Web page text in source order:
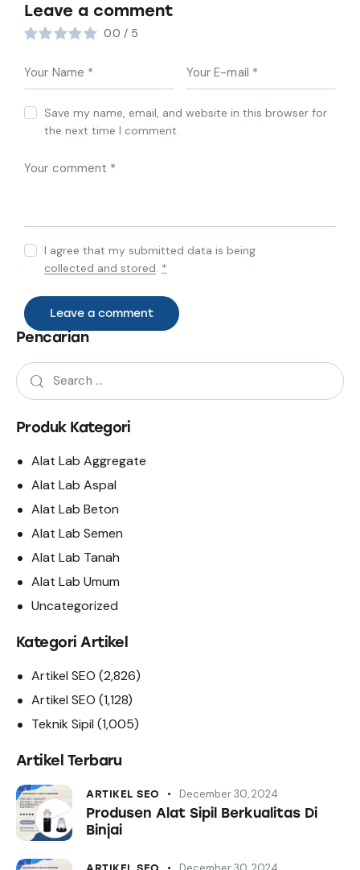
Leave a comment
0.0 / 5
Save my name, email, and website in this browser for
the next time I comment.
I agree that my submitted data is being
collected and stored *
Pencarian
Produk Kategori
Alat Lab Aggregate
Alat Lab Aspal
Alat Lab Beton
Alat Lab Semen
Alat Lab Tanah
Alat Lab Umum
Uncategorized
Kategori Artikel
Artikel SEO (2,826)
Artikel SEO (1,128)
Teknik Sipil (1,005)
Artikel Terbaru
ARTIKEL SEO December 30, 2024
Produsen Alat Sipil Berkualitas Di
Binjai